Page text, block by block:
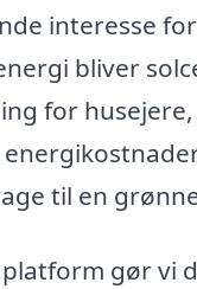
interesse for
bliver
for
til en
platform gør vi